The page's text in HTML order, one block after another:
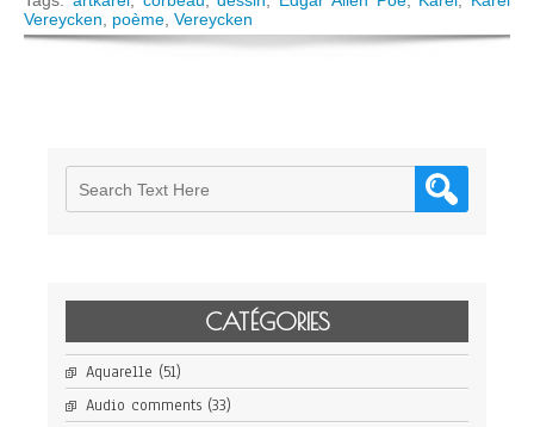
Vereycken, poème, Vereycken
CATÉGORIES
Aquarelle (51)
Audio comments (33)